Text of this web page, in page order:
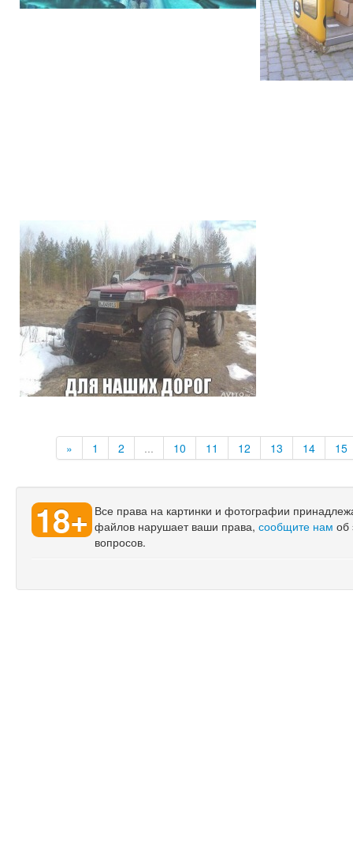
» 1 2 ... 10 11 12 13 14 15
18+ Все права на картинки и фотографии
файлов нарушает ваши права, сообщите нам об
вопросов.